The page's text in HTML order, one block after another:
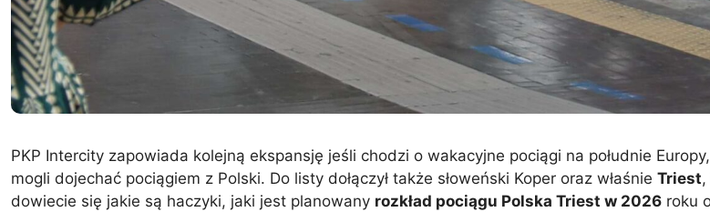
PKP Intercity zapowiada kolejną ekspansję jeśli chodzi o wakacyjne pociągi na południe
mogli dojechać pociągiem z Polski. Do listy dołączył także słoweński Koper oraz właśnie Triest,
dowiecie się jakie są haczyki, jaki jest planowany rozkład pociągu Polska Triest w 2026 roku